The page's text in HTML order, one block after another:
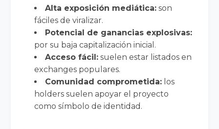
Alta exposición mediática: son
fáciles de viralizar.
Potencial de ganancias explosivas:
por su baja capitalización inicial.
Acceso fácil: suelen estar listados en
exchanges populares.
Comunidad comprometida: los
holders suelen apoyar el proyecto
como símbolo de identidad.